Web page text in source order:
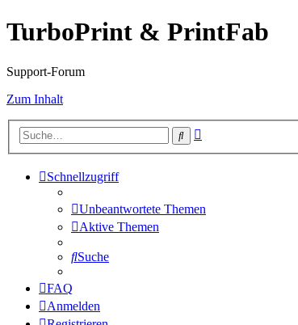
TurboPrint & PrintFab
Support-Forum
Zum Inhalt
Suche
Schnellzugriff
Unbeantwortete Themen
Aktive Themen
Suche
FAQ
Anmelden